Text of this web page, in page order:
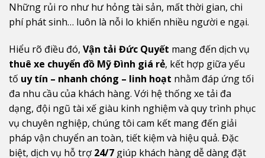
Những rủi ro như hư hỏng tài sản, mất thời gian, chi
phí phát sinh… luôn là nỗi lo khiến nhiều người e ngại.
Hiểu rõ điều đó, Vận tải Đức Quyết mang đến dịch vụ
thuê xe chuyển đồ Mỹ Đình giá rẻ, kết hợp giữa yếu
tố uy tín – nhanh chóng – linh hoạt nhằm đáp ứng tối
đa nhu cầu của khách hàng. Với hệ thống xe tải đa
dạng, đội ngũ tài xế giàu kinh nghiệm và quy trình phục
vụ chuyên nghiệp, chúng tôi cam kết mang đến giải
pháp vận chuyển an toàn, tiết kiệm và hiệu quả. Đặc
biệt, dịch vụ hỗ trợ 24/7 giúp khách hàng dễ dàng đặt